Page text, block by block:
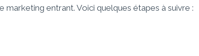
entrant. Voici quelques étapes à suivre :